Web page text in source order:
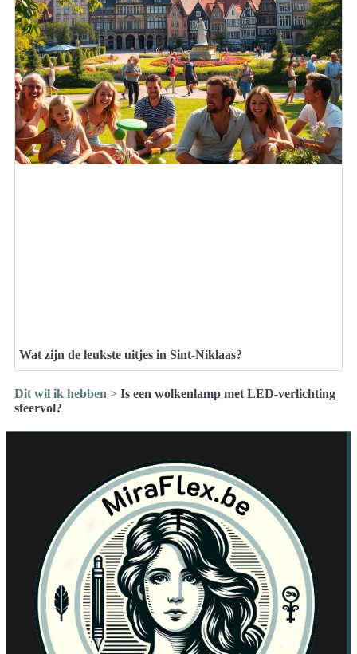
Wat zijn de leukste uitjes in Sint-Niklaas?
Dit wil ik hebben > Is een wolkenlamp met LED-verlichting
sfeervol?